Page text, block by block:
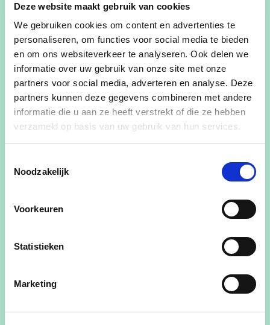
Deze website maakt gebruik van cookies
We gebruiken cookies om content en advertenties te
personaliseren, om functies voor social media te bieden
en om ons websiteverkeer te analyseren. Ook delen we
informatie over uw gebruik van onze site met onze
partners voor social media, adverteren en analyse. Deze
partners kunnen deze gegevens combineren met andere
informatie die u aan ze heeft verstrekt of die ze hebben
verzameld op basis van uw gebruik van hun services.
Noodzakelijk
Voorkeuren
Statistieken
Marketing
meer en meer aan populariteit. We maken er
dankbaar gebruik van door het initiatief in alle
deelgemeentes uit te rollen.
Daarnaast werken we ook verder aan de
voorrangsregels en zorgen we voor
parkeerbeleid. Als er wegenwerken zijn, wil CD&V
hier duidelijk over communiceren naar burgers en
handelaars.
vermijden we liever.
Gerelateerde standpunten
Leefbaar wonend Lede